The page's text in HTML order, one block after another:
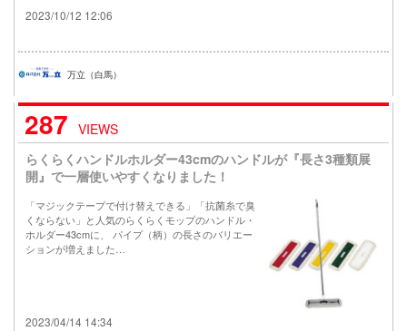
2023/10/12 12:06
万立（白馬）
287 VIEWS
らくらくハンドルホルダー43cmのハンドルが『長さ3種類展
開』で一層使いやすくなりました！
「マジックテープで付け替えできる」「抗菌糸で臭
くならない」と人気のらくらくモップのハンドル・
ホルダー43cmに、 パイプ（柄）の長さのバリエー
ションが増えました…
2023/04/14 14:34